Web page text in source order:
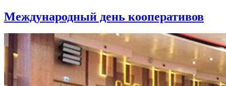
Международный день кооперативов